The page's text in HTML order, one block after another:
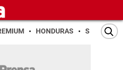
HONDURAS SAN PEDRO